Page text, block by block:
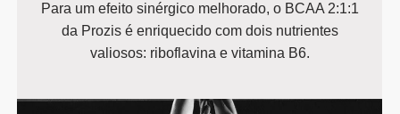
Para um efeito sinérgico melhorado, o BCAA 2:1:1
da Prozis é enriquecido com dois nutrientes
valiosos: riboflavina e vitamina B6.